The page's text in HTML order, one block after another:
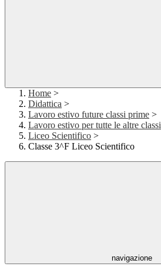
Home >
Didattica >
Lavoro estivo future classi prime >
Lavoro estivo per tutte le altre classi
Liceo Scientifico >
Classe 3^F Liceo Scientifico
navigazione